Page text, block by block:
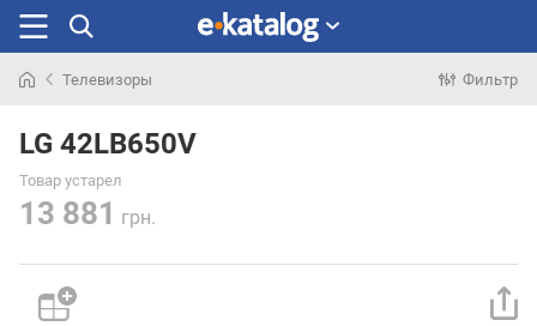
раньше
Телевизоры Фильтр
LG 42LB650V
Товар устарел
13 881 грн.